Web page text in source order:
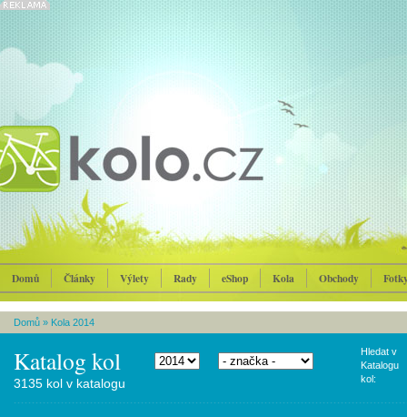
Domů Články Výlety Rady eShop Kola Obchody
Domů » Kola 2014
Katalog kol
Hledat v
Katalogu
kol:
3135 kol v katalogu